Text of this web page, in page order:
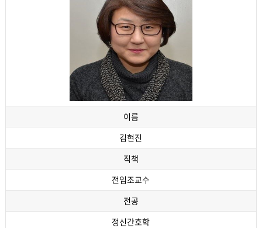
이름
김현진
직책
전임조교수
전공
정신간호학